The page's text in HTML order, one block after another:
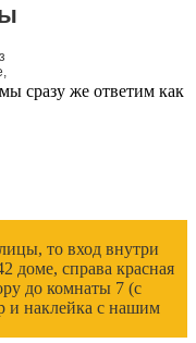
сразу же ответим как
то вход внутри
доме, справа красная
до комнаты 7 (с
и наклейка с нашим